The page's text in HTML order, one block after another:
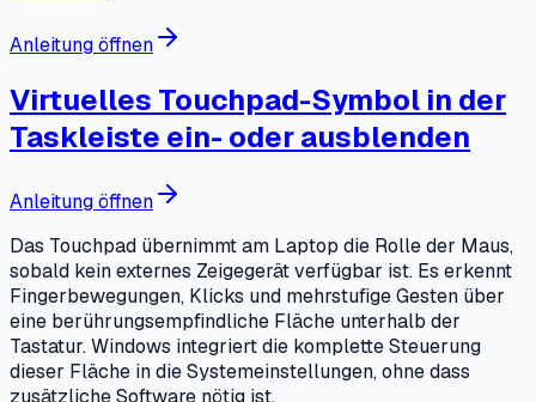
Anleitung öffnen
Virtuelles Touchpad-Symbol in der
Taskleiste ein- oder ausblenden
Anleitung öffnen
Das Touchpad übernimmt am Laptop die Rolle der Maus,
sobald kein externes Zeigegerät verfügbar ist. Es erkennt
Fingerbewegungen, Klicks und mehrstufige Gesten über
eine berührungsempfindliche Fläche unterhalb der
Tastatur. Windows integriert die komplette Steuerung
dieser Fläche in die Systemeinstellungen, ohne dass
zusätzliche Software nötig ist.